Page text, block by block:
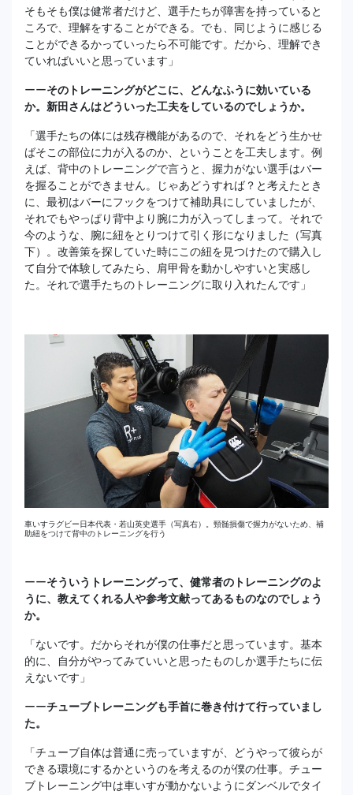
そもそも僕は健常者だけど、選手たちが障害を持っていると
ころで、理解をすることができる。でも、同じように感じる
ことができるかっていったら不可能です。だから、理解でき
ていればいいと思っています」
ーーそのトレーニングがどこに、どんなふうに効いている
か。新田さんはどういった工夫をしているのでしょうか。
「選手たちの体には残存機能があるので、それをどう生かせ
ばそこの部位に力が入るのか、ということを工夫します。例
えば、背中のトレーニングで言うと、握力がない選手はバー
を握ることができません。じゃあどうすれば？と考えたとき
に、最初はバーにフックをつけて補助具にしていましたが、
それでもやっぱり背中より腕に力が入ってしまって。それで
今のような、腕に紐をとりつけて引く形になりました（写真
下）。改善策を探していた時にこの紐を見つけたので購入し
て自分で体験してみたら、肩甲骨を動かしやすいと実感し
た。それで選手たちのトレーニングに取り入れたんです」
車いすラグビー日本代表・若山英史選手（写真右）。頸髄損傷で握力がないため、補
助紐をつけて背中のトレーニングを行う
ーーそういうトレーニングって、健常者のトレーニングのよ
うに、教えてくれる人や参考文献ってあるものなのでしょう
か。
「ないです。だからそれが僕の仕事だと思っています。基本
的に、自分がやってみていいと思ったものしか選手たちに伝
えないです」
ーーチューブトレーニングも手首に巻き付けて行っていまし
た。
「チューブ自体は普通に売っていますが、どうやって彼らが
できる環境にするかというのを考えるのが僕の仕事。チュー
ブトレーニング中は車いすが動かないようにダンベルでタイ